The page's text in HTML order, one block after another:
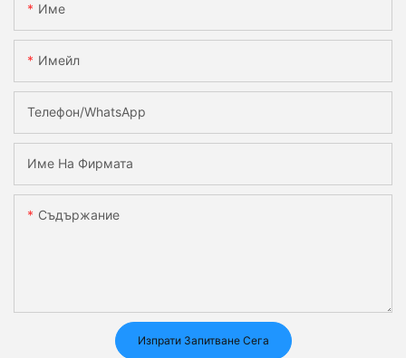
Име
Имейл
Телефон/WhatsApp
Име На Фирмата
Съдържание
Изпрати Запитване Сега